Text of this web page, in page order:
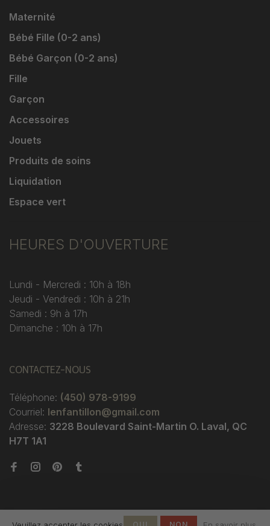
Maternité
Bébé Fille (0-2 ans)
Bébé Garçon (0-2 ans)
Fille
Garçon
Accessoires
Jouets
Produits de soins
Liquidation
Espace vert
HEURES D'OUVERTURE
Lundi - Mercredi : 10h à 18h
Jeudi - Vendredi : 10h à 21h
Samedi : 9h à 17h
Dimanche : 10h à 17h
CONTACTEZ-NOUS
Téléphone: (450) 978-9199
Courriel: lenfantillon@gmail.com
Adresse: 3228 Boulevard Saint-Martin O. Laval, QC
H7T 1A1